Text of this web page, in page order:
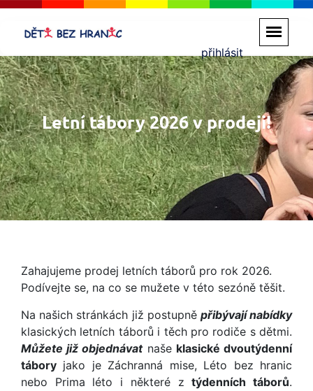
přihlásit
Letní tábory 2026 v prodeji!
Zahajujeme prodej letních táborů pro rok 2026.
Podívejte se, na co se mužete v této sezóně těšit.
Na našich stránkách již postupně přibývají nabídky
klasických letních táborů i těch pro rodiče s dětmi.
Můžete již objednávatnaše klasické dvoutýdenní
tábory jako je Záchranná mise, Léto bez hranic
nebo Prima léto i některé ztýdenních táborů.